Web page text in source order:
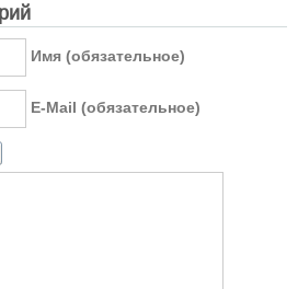
Имя (обязательное)
E-Mail (обязательное)